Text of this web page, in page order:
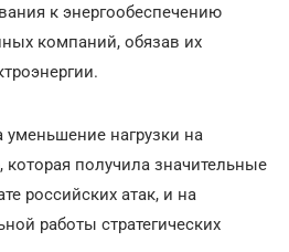
к энергообеспечению
компаний, обязав их
нагрузки на
получила значительные
российских атак, и на
работы стратегических